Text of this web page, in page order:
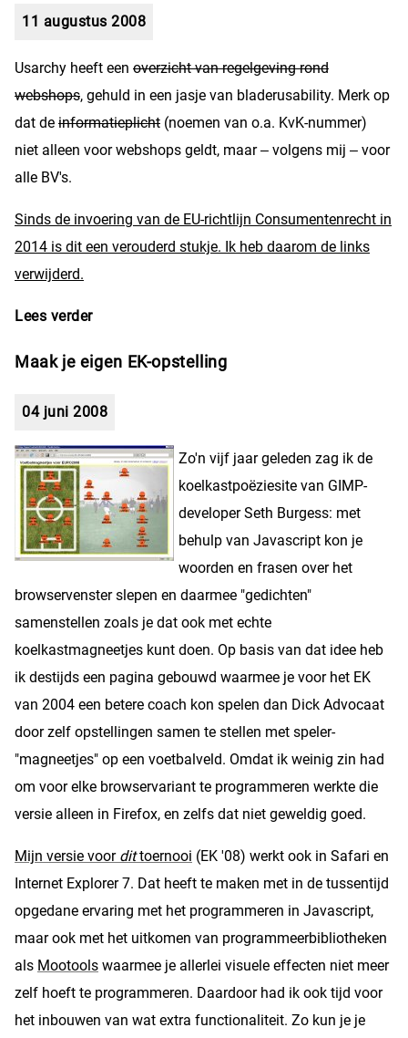
11 augustus 2008
Usarchy heeft een overzicht van regelgeving rond
webshops, gehuld in een jasje van bladerusability. Merk op
dat de informatieplicht (noemen van o.a. KvK-nummer)
niet alleen voor webshops geldt, maar – volgens mij – voor
alle BV's.
Sinds de invoering van de EU-richtlijn Consumentenrecht in
2014 is dit een verouderd stukje. Ik heb daarom de links
verwijderd.
Lees verderover Regelgeving rond webshops
Maak je eigen EK-opstelling
04 juni 2008
Zo'n vijf jaar geleden zag ik de
koelkastpoëziesite van GIMP-
developer Seth Burgess: met
behulp van Javascript kon je
woorden en frasen over het
browservenster slepen en daarmee "gedichten"
samenstellen zoals je dat ook met echte
koelkastmagneetjes kunt doen. Op basis van dat idee heb
ik destijds een pagina gebouwd waarmee je voor het EK
van 2004 een betere coach kon spelen dan Dick Advocaat
door zelf opstellingen samen te stellen met speler-
"magneetjes" op een voetbalveld. Omdat ik weinig zin had
om voor elke browservariant te programmeren werkte die
versie alleen in Firefox, en zelfs dat niet geweldig goed.
Mijn versie voor dittoernooi (EK '08) werkt ook in Safari en
Internet Explorer 7. Dat heeft te maken met in de tussentijd
opgedane ervaring met het programmeren in Javascript,
maar ook met het uitkomen van programmeerbibliotheken
als Mootools waarmee je allerlei visuele effecten niet meer
zelf hoeft te programmeren. Daardoor had ik ook tijd voor
het inbouwen van wat extra functionaliteit. Zo kun je je